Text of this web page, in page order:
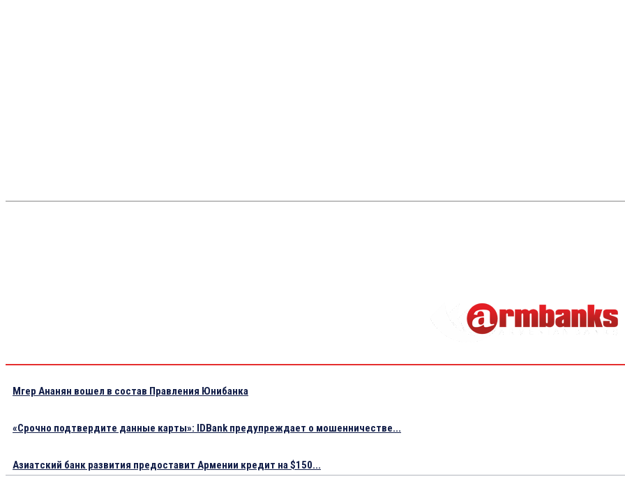
Мгер Ананян вошел в состав Правления Юнибанка
«Срочно подтвердите данные карты»: IDBank предупреждает о мошенничестве...
Азиатский банк развития предоставит Армении кредит на $150...